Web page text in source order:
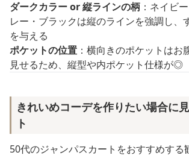
ダークカラー or 縦ラインの柄 ：ネイビ
レー・ブラックは縦のラインを強調し、
を与える
ポケットの位置 ：横向きのポケットはお
見せるため、縦型や内ポケット仕様が◎
きれいめコーデを作りたい場合に
ト
50代のジャンパスカートをおすすめする